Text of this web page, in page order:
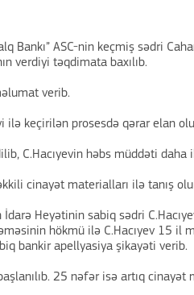
Bankı” ASC-nin keçmiş sədri
verdiyi təqdimata baxılıb.
verib.
ilə keçirilən prosesdə qərar elan
C.Hacıyevin həbs müddəti daha
cinayət materialları ilə tanış
İdarə Heyətinin sabiq sədri
hökmü ilə C.Hacıyev 15 il
bankir apellyasiya şikayəti verib.
25 nəfər isə artıq cinayət